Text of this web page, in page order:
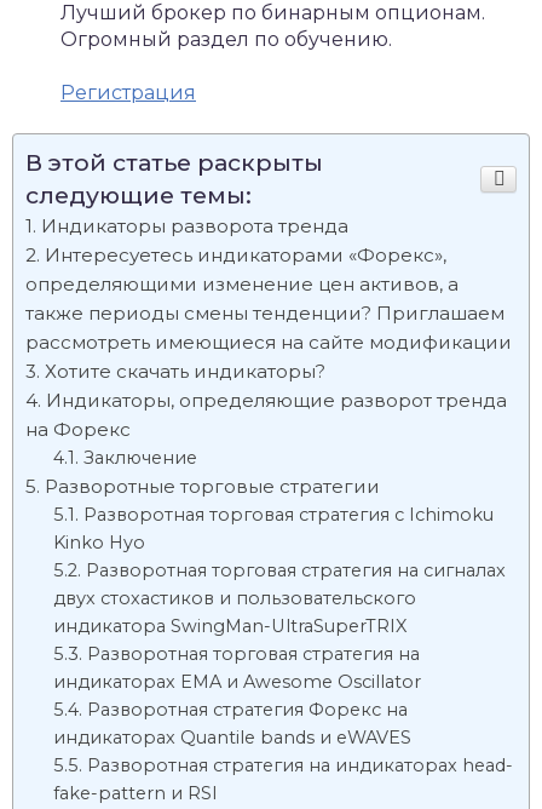
Лучший брокер по бинарным опционам.
Огромный раздел по обучению.
Регистрация
В этой статье раскрыты
следующие темы:
Индикаторы разворота тренда
Интересуетесь индикаторами «Форекс»,
определяющими изменение цен активов, а
также периоды смены тенденции? Приглашаем
рассмотреть имеющиеся на сайте модификации
Хотите скачать индикаторы?
Индикаторы, определяющие разворот тренда
на Форекс
Заключение
Разворотные торговые стратегии
Разворотная торговая стратегия с Ichimoku
Kinko Hyo
Разворотная торговая стратегия на сигналах
двух стохастиков и пользовательского
индикатора SwingMan-UltraSuperTRIX
Разворотная торговая стратегия на
индикаторах EMA и Awesome Oscillator
Разворотная стратегия Форекс на
индикаторах Quantile bands и eWAVES
Разворотная стратегия на индикаторах head-
fake-pattern и RSI